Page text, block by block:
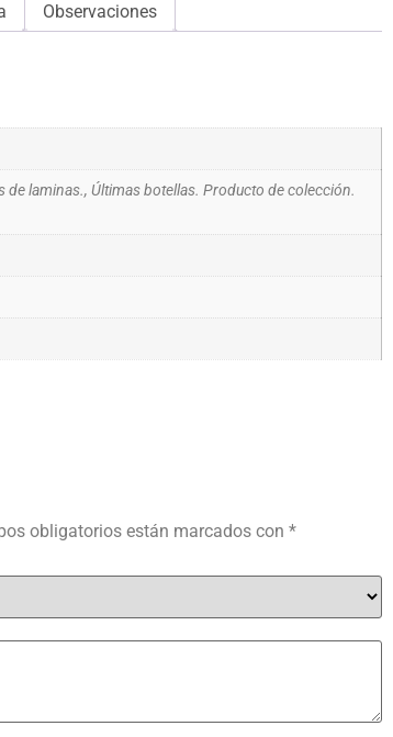
Observaciones
de laminas., Últimas botellas. Producto de colección.
obligatorios están marcados con *